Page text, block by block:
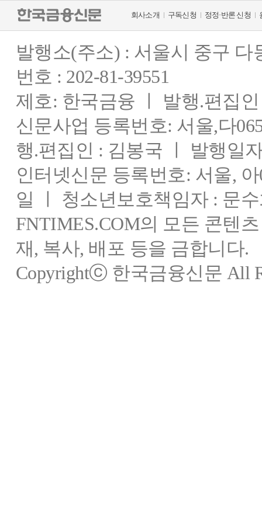
회사소개 구독신청 정정·반론 신청
발행소(주소) : 서울시 중구
번호 : 202-81-39551
제호: 한국금융 ㅣ 발행.편집
신문사업 등록번호: 서울,다
행.편집인 : 김봉국 ㅣ 발행일
인터넷신문 등록번호: 서울,
일 ㅣ 청소년보호책임자 : 문
FNTIMES.COM의 모든 콘텐
재, 복사, 배포 등을 금합니다.
Copyrightⓒ 한국금융신문 All